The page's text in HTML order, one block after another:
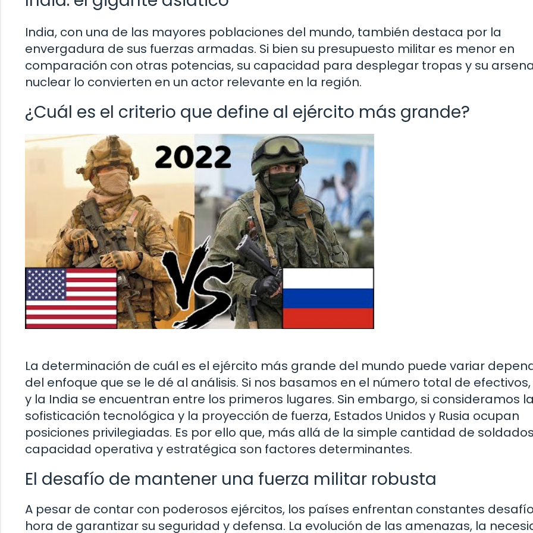
India, con una de las mayores poblaciones del mundo, también destaca por la
envergadura de sus fuerzas armadas. Si bien su presupuesto militar es menor en
comparación con otras potencias, su capacidad para desplegar tropas y su
nuclear lo convierten en un actor relevante en la región.
¿Cuál es el criterio que define al ejército más grande?
La determinación de cuál es el ejército más grande del mundo puede variar
del enfoque que se le dé al análisis. Si nos basamos en el número total de
y la India se encuentran entre los primeros lugares. Sin embargo, si consideramos
sofisticación tecnológica y la proyección de fuerza, Estados Unidos y Rusia ocupan
posiciones privilegiadas. Es por ello que, más allá de la simple cantidad de
capacidad operativa y estratégica son factores determinantes.
El desafío de mantener una fuerza militar robusta
A pesar de contar con poderosos ejércitos, los países enfrentan constantes
hora de garantizar su seguridad y defensa. La evolución de las amenazas, la